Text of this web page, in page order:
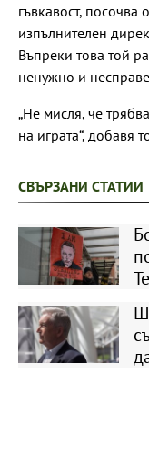
гъвкавост, посочва
изпълнителен
Въпреки това той
ненужно и
„Не мисля, че
на играта“, добавя
СВЪРЗАНИ СТАТИИ